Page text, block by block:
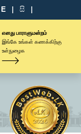
E | සි |
எனது பாராளுமன்றம்
இங்கே உங்கள் கணக்கிற்கு
உள்நுழைக